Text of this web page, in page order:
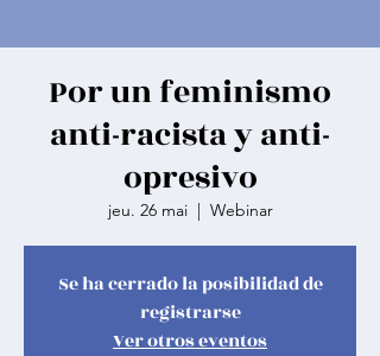
Por un feminismo
anti-racista y anti-
opresivo
jeu. 26 mai
  |
Webinar
Se ha cerrado la posibilidad de
registrarse
Ver otros eventos